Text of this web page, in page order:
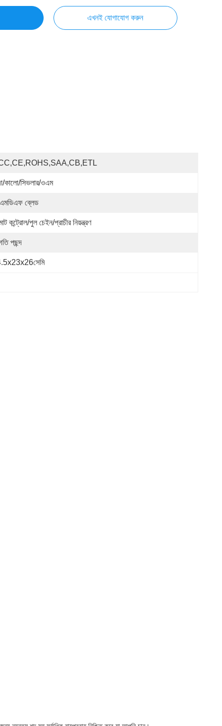
এখনই যোগাযোগ করুন
কালো/সিভলার/ওএম
ব্লেড
কন্ট্রোল/পুল চেইন/প্রাচীর নিয়ন্ত্রণ
পছন্দ